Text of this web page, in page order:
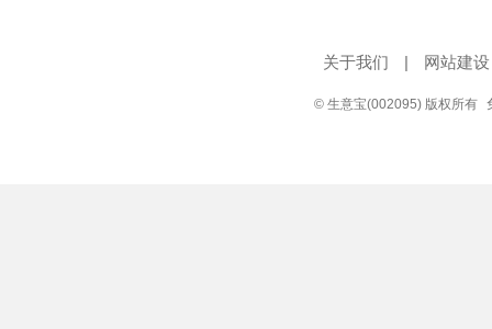
关于我们 | 网站建设
© 生意宝(002095) 版权所有